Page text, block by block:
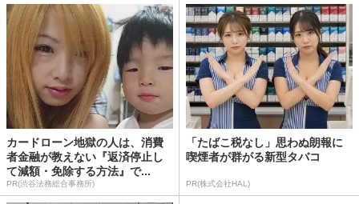
カードローン地獄の人は、消費
者金融が教えない『返済停止し
て減額・免除する方法』で...
PR(渋谷法務総合事務所)
「たばこ税なし」思わぬ朗報に
喫煙者が群がる新型タバコ
PR(株式会社HAL)